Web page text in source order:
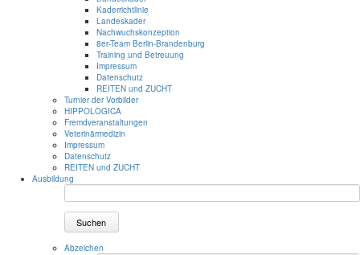
Kaderrichtlinie
Landeskader
Nachwuchskonzeption
8er-Team Berlin-Brandenburg
Training und Betreuung
Impressum
Datenschutz
REITEN und ZUCHT
Turnier der Vorbilder
HIPPOLOGICA
Fremdveranstaltungen
Veterinärmedizin
Impressum
Datenschutz
REITEN und ZUCHT
Ausbildung
Suchen
Abzeichen